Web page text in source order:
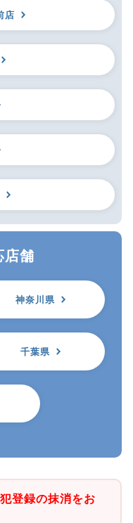
店
店舗
神奈川県
千葉県
登録の抹消をお